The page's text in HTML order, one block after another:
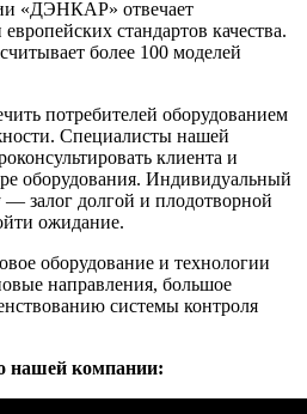
«ДЭНКАР» отвечает
стандартов качества.
более 100 моделей
потребителей оборудованием
Специалисты нашей
клиента и
оборудования. Индивидуальный
залог долгой и плодотворной
ожидание.
оборудование и технологии
направления, большое
системы контроля
нашей компании: